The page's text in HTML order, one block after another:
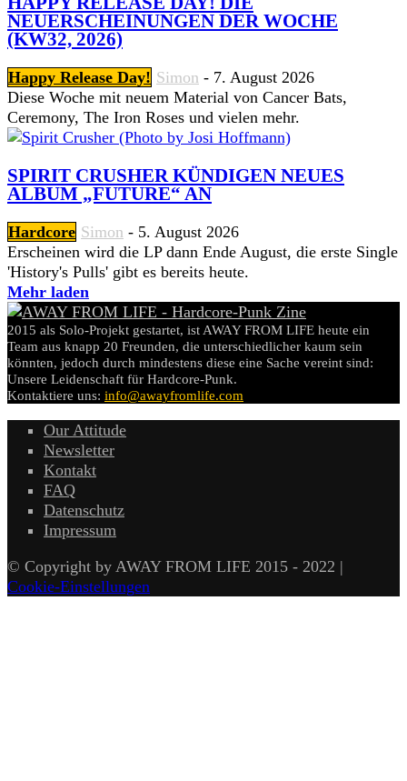
NEUERSCHEINUNGEN DER WOCHE
(KW32, 2026)
Happy Release Day! Simon - 7. August 2026
Diese Woche mit neuem Material von Cancer Bats,
Ceremony, The Iron Roses und vielen mehr.
SPIRIT CRUSHER KÜNDIGEN NEUES
ALBUM „FUTURE“ AN
Hardcore Simon - 5. August 2026
Erscheinen wird die LP dann Ende August, die erste Single
'History's Pulls' gibt es bereits heute.
Mehr laden
2015 als Solo-Projekt gestartet, ist AWAY FROM LIFE heute ein
Team aus knapp 20 Freunden, die unterschiedlicher kaum sein
könnten, jedoch durch mindestens diese eine Sache vereint sind:
Unsere Leidenschaft für Hardcore-Punk.
Kontaktiere uns: info@awayfromlife.com
Our Attitude
Newsletter
Kontakt
FAQ
Datenschutz
Impressum
© Copyright by AWAY FROM LIFE 2015 - 2022 |
Cookie-Einstellungen